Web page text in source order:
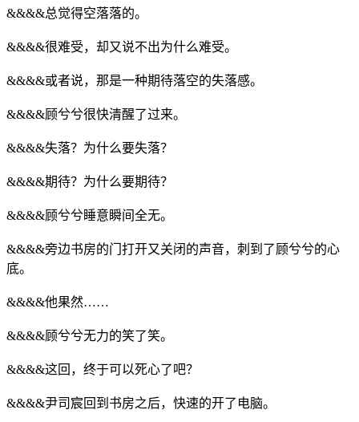
&&&&总觉得空落落的。
&&&&很难受，却又说不出为什么难受。
&&&&或者说，那是一种期待落空的失落感。
&&&&顾兮兮很快清醒了过来。
&&&&失落？为什么要失落？
&&&&期待？为什么要期待？
&&&&顾兮兮睡意瞬间全无。
&&&&旁边书房的门打开又关闭的声音，刺到了顾兮兮的心
底。
&&&&他果然……
&&&&顾兮兮无力的笑了笑。
&&&&这回，终于可以死心了吧？
&&&&尹司宸回到书房之后，快速的开了电脑。